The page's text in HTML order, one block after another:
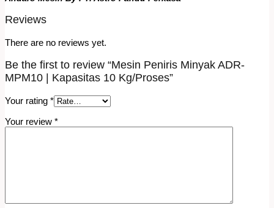
Reviews
There are no reviews yet.
Be the first to review “Mesin Peniris Minyak ADR-
MPM10 | Kapasitas 10 Kg/Proses”
Your rating *
Your review *